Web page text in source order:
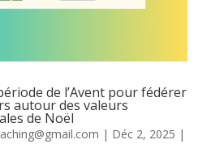
de l’Avent pour fédérer
autour des valeurs
de Noël
| Déc 2, 2025 |